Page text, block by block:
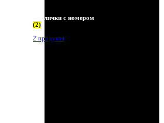
Таблички с номером
(2)
2 продукта